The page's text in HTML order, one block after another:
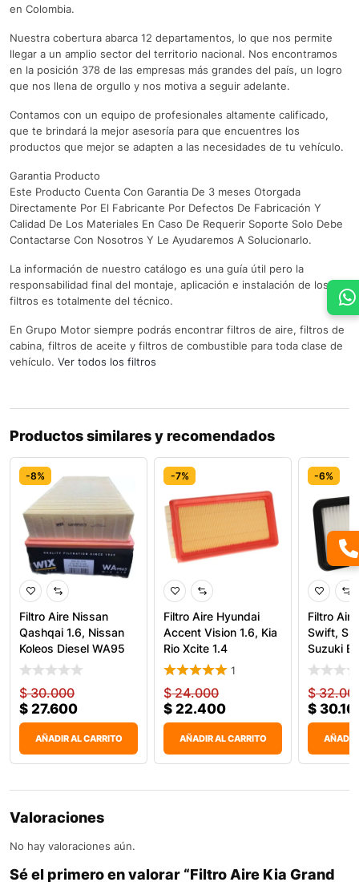
en Colombia.
Nuestra cobertura abarca 12 departamentos, lo que nos permite
llegar a un amplio sector del territorio nacional. Nos encontramos
en la posición 378 de las empresas más grandes del país, un logro
que nos llena de orgullo y nos motiva a seguir adelante.
Contamos con un equipo de profesionales altamente calificado,
que te brindará la mejor asesoría para que encuentres los
productos que mejor se adapten a las necesidades de tu vehículo.
Garantia Producto
Este Producto Cuenta Con Garantia De 3 meses Otorgada
Directamente Por El Fabricante Por Defectos De Fabricación Y
Calidad De Los Materiales En Caso De Requerir Soporte Solo Debe
Contactarse Con Nosotros Y Le Ayudaremos A Solucionarlo.
La información de nuestro catálogo es una guía útil pero la
responsabilidad final del montaje, aplicación e instalación de los
filtros es totalmente del técnico.
En Grupo Motor siempre podrás encontrar filtros de aire, filtros de
cabina, filtros de aceite y filtros de combustible para toda clase de
vehículo. Ver todos los filtros
Productos similares y recomendados
-8%
Filtro Aire Nissan
Qashqai 1.6, Nissan
Koleos Diesel WA95
$30.000
$ 27.600
AÑADIR AL CARRITO
-7%
Filtro Aire Hyundai
Accent Vision 1.6, Kia
Rio Xcite 1.4
1
$24.000
$ 22.400
AÑADIR AL CARRITO
-6%
Filtro
Swift,
Suzuki
$
$
AÑADIR
Valoraciones
No hay valoraciones aún.
Sé el primero en valorar “Filtro Aire Kia Grand